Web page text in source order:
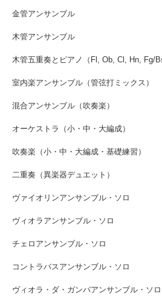
金管アンサンブル
木管アンサンブル
木管五重奏とピアノ（Fl, Ob, Cl, Hn, Fg/
室内楽アンサンブル（管弦打ミックス）
混合アンサンブル（吹奏楽）
オーケストラ（小・中・大編成）
吹奏楽（小・中・大編成・基礎練習）
二重奏（異楽器デュエット）
ヴァイオリンアンサンブル・ソロ
ヴィオラアンサンブル・ソロ
チェロアンサンブル・ソロ
コントラバスアンサンブル・ソロ
ヴィオラ・ダ・ガンバアンサンブル・ソロ